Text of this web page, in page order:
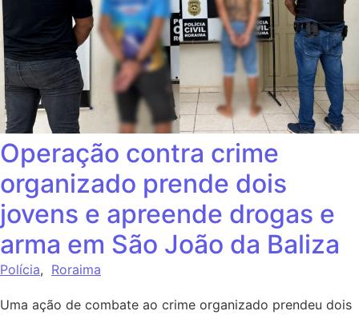
Operação contra crime
organizado prende dois
jovens e apreende drogas e
arma em São João da Baliza
Polícia, Roraima
Uma ação de combate ao crime organizado prendeu dois